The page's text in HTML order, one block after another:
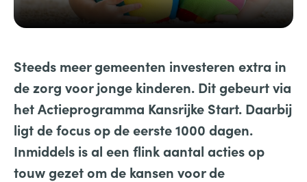
Steeds meer gemeenten investeren extra in
de zorg voor jonge kinderen. Dit gebeurt via
het Actieprogramma Kansrijke Start. Daarbij
ligt de focus op de eerste 1000 dagen.
Inmiddels is al een flink aantal acties op
touw gezet om de kansen voor de